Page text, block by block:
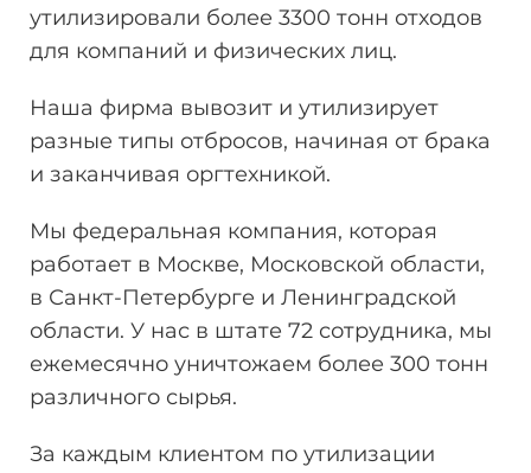
утилизировали более 3300 тонн отходов
для компаний и физических лиц.
Наша фирма вывозит и утилизирует
разные типы отбросов, начиная от брака
и заканчивая оргтехникой.
Мы федеральная компания, которая
работает в Москве, Московской области,
в Санкт-Петербурге и Ленинградской
области. У нас в штате 72 сотрудника, мы
ежемесячно уничтожаем более 300 тонн
различного сырья.
За каждым клиентом по утилизации